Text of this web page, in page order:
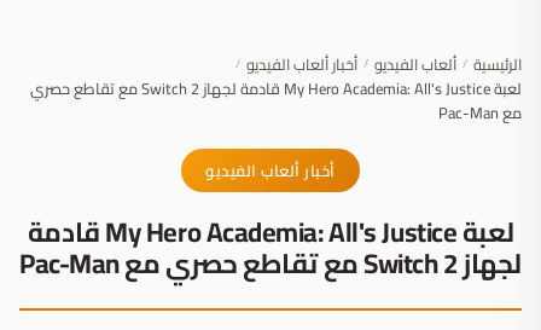
الرئيسية / ألعاب الفيديو / أخبار ألعاب الفيديو /
لعبة My Hero Academia: All's Justice قادمة لجهاز Switch 2 مع تقاطع حصري
مع Pac-Man
أخبار ألعاب الفيديو
لعبة My Hero Academia: All's Justice قادمة
لجهاز Switch 2 مع تقاطع حصري مع Pac-Man